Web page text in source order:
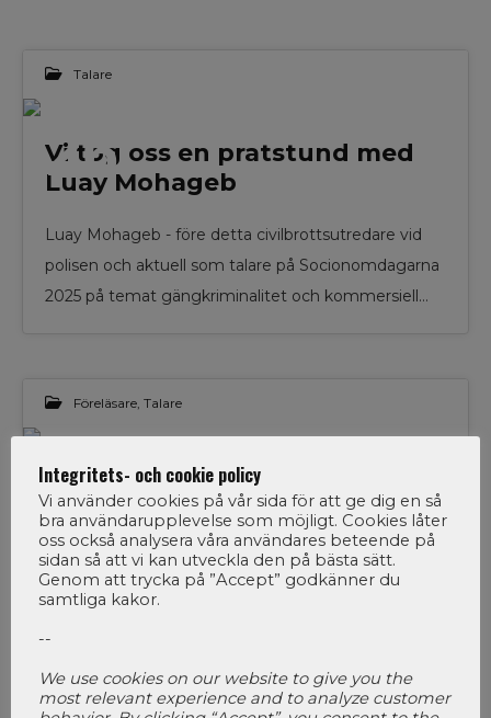
Talare
26
Vi tog oss en pratstund med
Luay Mohageb
Luay Mohageb - före detta civilbrottsutredare vid
polisen och aktuell som talare på Socionomdagarna
2025 på temat gängkriminalitet och kommersiell…
Föreläsare, Talare
03
OKT 2024
Erfarenheter av våld i en nära
relation bland placerade
ungdomar på SiS särskilda
ungdomshem –
forskningsstudie
Peter Andersson, lektor på Stockholm universitet
inför hans föreläsning på Socionomdagarna.…
Integritets- och cookie policy
Vi använder cookies på vår sida för att ge dig en så
bra användarupplevelse som möjligt. Cookies låter
oss också analysera våra användares beteende på
sidan så att vi kan utveckla den på bästa sätt.
Genom att trycka på ”Accept” godkänner du
samtliga kakor.
--
We use cookies on our website to give you the
most relevant experience and to analyze customer